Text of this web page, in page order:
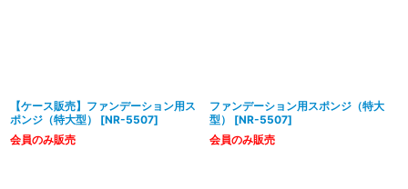
【ケース販売】ファンデーション用ス
ポンジ（特大型）
[NR-5507]
会員のみ販売
ファンデーション用スポンジ（特大
型）
[NR-5507]
会員のみ販売